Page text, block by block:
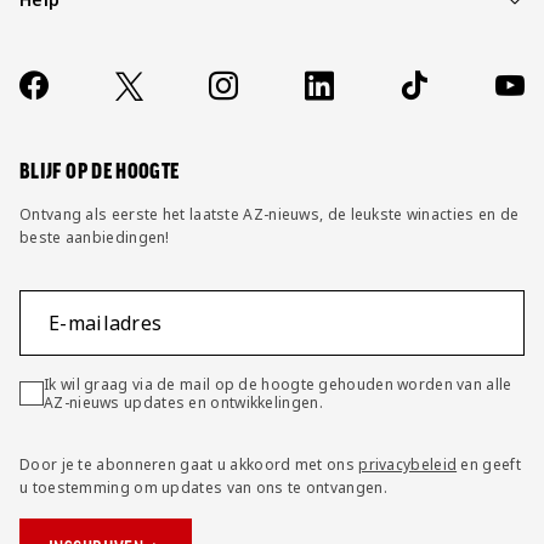
Contact
FAQ
Socials
https://www.facebook.com/AZAlkmaar
X Instagram LinkedIn TikTok
BLIJF OP DE HOOGTE
Ontvang als eerste het laatste AZ-nieuws, de leukste winacties en de
beste aanbiedingen!
E-mailadres
Ik wil graag via de mail op de hoogte gehouden worden van alle
AZ-nieuws updates en ontwikkelingen.
Door je te abonneren gaat u akkoord met onsprivacybeleid en geeft
u toestemming om updates van ons te ontvangen.